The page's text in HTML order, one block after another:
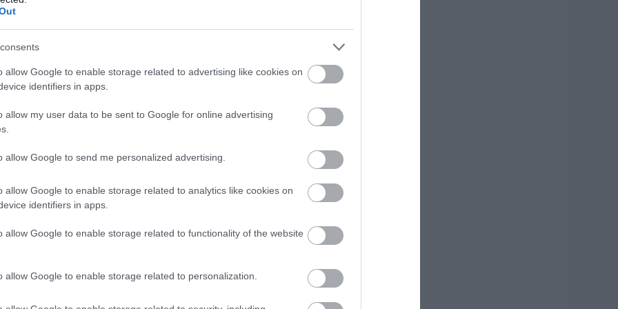
allow Google to enable storage related to advertising like cookies on
identifiers in apps.
allow my user data to be sent to Google for online advertising
allow Google to send me personalized advertising.
allow Google to enable storage related to analytics like cookies on
identifiers in apps.
allow Google to enable storage related to functionality of the website
allow Google to enable storage related to personalization.
χαιρετισμό του, επικεντρώθηκε στην
σχεδιασμό και την συνεργασία στο
μια εμβληματική μεταρρύθμιση και
χαρτών. Σήμερα βρισκόμαστε στο
να φτάσουμε στο 100%, ως προς
Εύβοια. Αυτό αποτελούσε συνταγματική
Εύβοια – Δείτε πού
06.08.2026 | 19:20
Ο μεγαλύτερος
της Ευρώπης
κατασκευάζεται
στην Ελλάδα – Πού
06.08.2026 | 19:00
Συγκίνηση στην
Εύβοια: Νέοι από τη
συνόδευσαν την
Ιερή Εικόνα